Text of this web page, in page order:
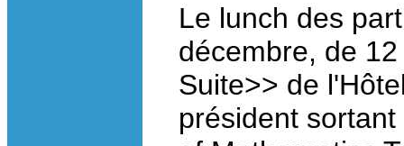
Le lunch des
décembre, de
Suite>> de
président